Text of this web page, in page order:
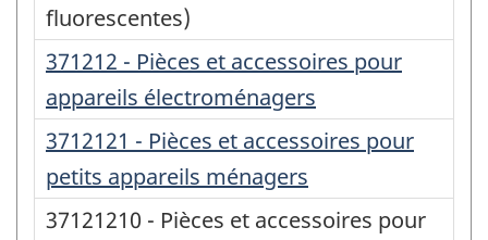
fluorescentes)
371212 - Pièces et accessoires pour
appareils électroménagers
3712121 - Pièces et accessoires pour
petits appareils ménagers
37121210 - Pièces et accessoires pour